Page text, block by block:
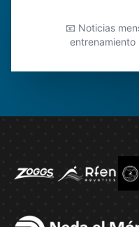
📧 Noticias
entrenamiento